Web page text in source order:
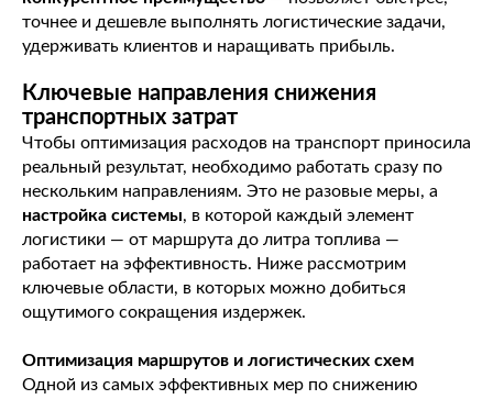
точнее и дешевле выполнять логистические задачи,
удерживать клиентов и наращивать прибыль.
Ключевые направления снижения
транспортных затрат
Чтобы оптимизация расходов на транспорт приносила
реальный результат, необходимо работать сразу по
нескольким направлениям. Это не разовые меры, а
настройка системы, в которой каждый элемент
логистики — от маршрута до литра топлива —
работает на эффективность. Ниже рассмотрим
ключевые области, в которых можно добиться
ощутимого сокращения издержек.
Оптимизация маршрутов и логистических схем
Одной из самых эффективных мер по снижению